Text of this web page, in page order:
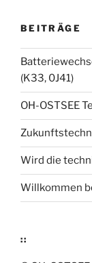
BEITRÄGE
(K33, 0J41)
OH-OSTSEE
Wird die
Willkommen
::